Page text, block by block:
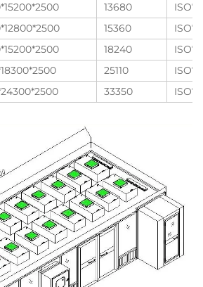
13680
ISO7
15360
ISO7
18240
ISO7
25110
ISO7
33350 ISO7